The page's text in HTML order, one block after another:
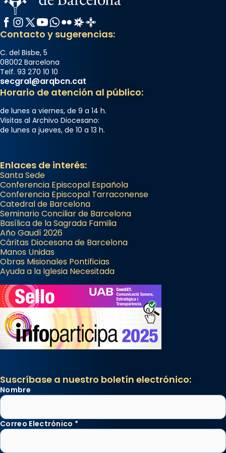
Arquebisbat de Barcelona
2 weeks ago
Memòria de les santes Juliana i
Semproniana, verges i màrtirs.
Acompanyant la història de sant Cugat, a
partir de l’Edat Mitjana sorgeix la tradició
que les santes Juliana (“relatiu a Júlia”) i
Semproniana (“relatiu a Semprònia =
eterna”) són deixebles seves. I l’any 1667, el
que les santes són filles de l’antiga Iluro.
Mataró en reivindicarà les relíq
...Ver más
Foto
View on Facebook · Share
Facebook
Instagram
X / Twitter
YouTube
WhatsApp
FlickrRadio Estel
Catalunya Cristiana
Contacto y sugerencias:
C. del Bisbe, 5
08002 Barcelona
Telf. 93 270 10 10
secgral@arqbcn.cat
Horario de atención al público:
de lunes a viernes, de 9 a 14 h.
Visitas al Archivo Diocesano:
de lunes a jueves, de 10 a 13 h.
Enlaces de interés:
Santa Sede
Conferencia Episcopal Española
Conferencia Episcopal Tarraconense
Catedral de Barcelona
Seminario Conciliar de Barcelona
Basílica de la Sagrada Familia
Año Gaudí 2026
Cáritas Diocesana de Barcelona
Manos Unidas
Obras Misionales Pontificias
Ayuda a la Iglesia Necesitada
Suscríbase a nuestro boletín electrónico:
Nombre
Correo Electrónico *